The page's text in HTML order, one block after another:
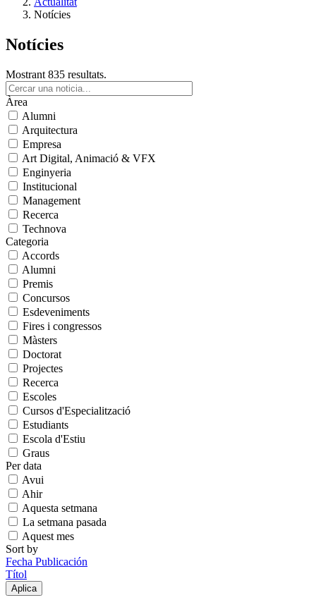
Notícies
Notícies
Mostrant 835 resultats.
Àrea
Alumni
Arquitectura
Empresa
Art Digital, Animació & VFX
Enginyeria
Institucional
Management
Recerca
Technova
Categoria
Accords
Alumni
Premis
Concursos
Esdeveniments
Fires i congressos
Màsters
Doctorat
Projectes
Recerca
Escoles
Cursos d'Especialització
Estudiants
Escola d'Estiu
Graus
Per data
Avui
Ahir
Aquesta setmana
La setmana pasada
Aquest mes
Sort by
Fecha Publicación
Títol